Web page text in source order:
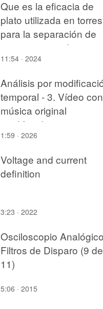
Que es la eficacia de
plato utilizada en torres
para la separación de
componentes de una
corriente? y como se
Ingeniería Química.
de eficacia constante
11:54 · 2024
Análisis por
temporal - 3. Vídeo
música original
modificada
1:59 · 2026
Voltage and current
definition
3:23 · 2022
Osciloscopio
Filtros de Disparo (9 de
11)
5:06 · 2015